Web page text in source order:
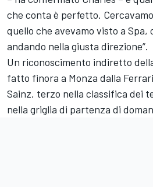
che conta è perfetto.
quello che avevamo visto a Spa,
andando nella giusta direzione”.
Un riconoscimento indiretto
fatto finora a Monza dalla
Sainz, terzo nella classifica dei
nella griglia di partenza di